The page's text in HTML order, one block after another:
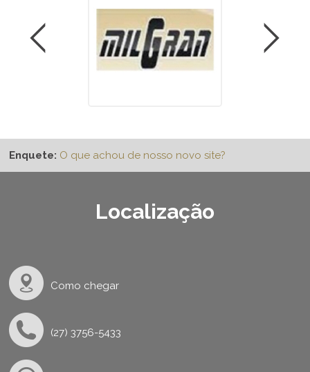
Enquete: O que achou de nosso novo site?
Localização
Como chegar
(27) 3756-5433